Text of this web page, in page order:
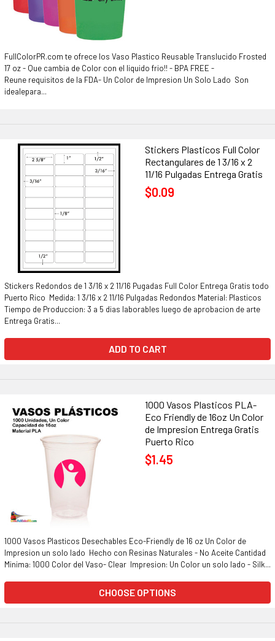
FullColorPR.com te ofrece los Vaso Plastico Reusable Translucido Frosted
17 oz - Que cambia de Color con el liquido frio!! - BPA FREE -
Reune requisitos de la FDA- Un Color de Impresion Un Solo Lado Son
idealepara...
Stickers Plasticos Full Color
Rectangulares de 1 3/16 x 2
11/16 Pulgadas Entrega Gratis
$0.09
Stickers Redondos de 1 3/16 x 2 11/16 Pugadas Full Color Entrega Gratis todo
Puerto Rico Medida: 1 3/16 x 2 11/16 Pulgadas Redondos Material: Plasticos
Tiempo de Produccion: 3 a 5 dias laborables luego de aprobacion de arte
Entrega Gratis...
ADD TO CART
1000 Vasos Plasticos PLA-
Eco Friendly de 16oz Un Color
de Impresion Entrega Gratis
Puerto Rico
$1.45
1000 Vasos Plasticos Desechables Eco-Friendly de 16 oz Un Color de
Impresion un solo lado Hecho con Resinas Naturales - No Aceite Cantidad
Minima: 1000 Color del Vaso- Clear Impresion: Un Color un solo lado - Silk...
CHOOSE OPTIONS